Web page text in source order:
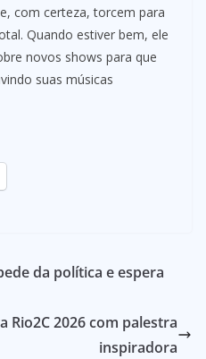
com certeza, torcem para
Quando estiver bem, ele
novos shows para que
suas músicas
da política e espera
Rio2C 2026 com palestra
inspiradora